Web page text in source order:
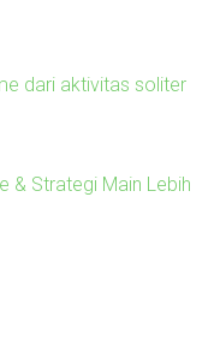
dari aktivitas soliter
& Strategi Main Lebih